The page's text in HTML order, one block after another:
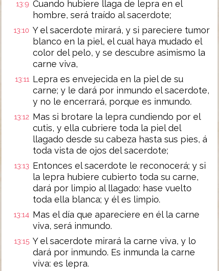
13:9 Cuando hubiere llaga de lepra en el
hombre, será traído al sacerdote;
13:10 Y el sacerdote mirará, y si pareciere tumor
blanco en la piel, el cual haya mudado el
color del pelo, y se descubre asimismo la
carne viva,
13:11 Lepra es envejecida en la piel de su
carne; y le dará por inmundo el sacerdote,
y no le encerrará, porque es inmundo.
13:12 Mas si brotare la lepra cundiendo por el
cutis, y ella cubriere toda la piel del
llagado desde su cabeza hasta sus pies, á
toda vista de ojos del sacerdote;
13:13 Entonces el sacerdote le reconocerá; y si
la lepra hubiere cubierto toda su carne,
dará por limpio al llagado: hase vuelto
toda ella blanca; y él es limpio.
13:14 Mas el día que apareciere en él la carne
viva, será inmundo.
13:15 Y el sacerdote mirará la carne viva, y lo
dará por inmundo. Es inmunda la carne
viva: es lepra.